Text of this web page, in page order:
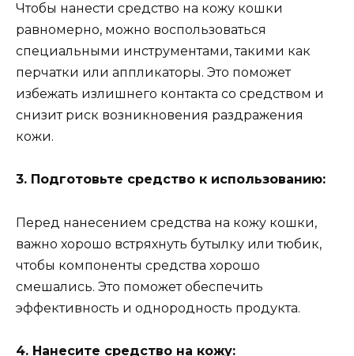
Чтобы нанести средство на кожу кошки
равномерно, можно воспользоваться
специальными инструментами, такими как
перчатки или аппликаторы. Это поможет
избежать излишнего контакта со средством и
снизит риск возникновения раздражения
кожи.
3. Подготовьте средство к использованию:
Перед нанесением средства на кожу кошки,
важно хорошо встряхнуть бутылку или тюбик,
чтобы компоненты средства хорошо
смешались. Это поможет обеспечить
эффективность и однородность продукта.
4. Нанесите средство на кожу: